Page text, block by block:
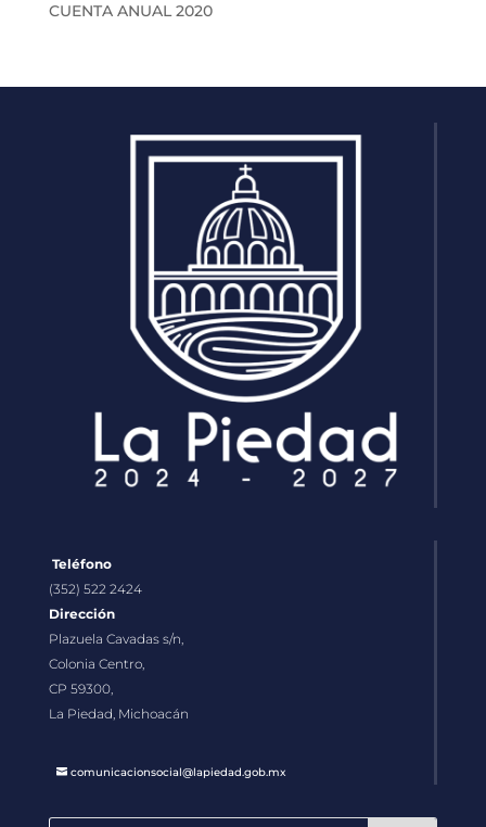
CUENTA ANUAL 2020
Teléfono
(352) 522 2424
Dirección
Plazuela Cavadas s/n,
Colonia Centro,
CP 59300,
La Piedad, Michoacán
comunicacionsocial@lapiedad.gob.mx